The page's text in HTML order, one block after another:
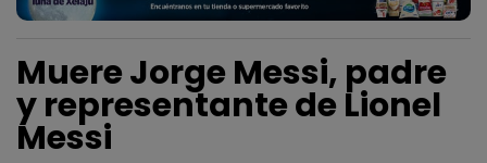
Muere Jorge Messi, padre
y representante de Lionel
Messi